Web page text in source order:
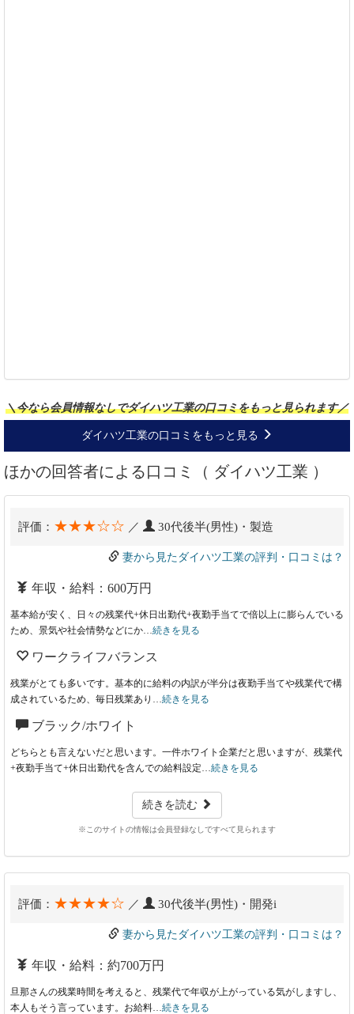
＼今なら会員情報なしでダイハツ工業の口コミをもっと見られます／
ダイハツ工業の口コミをもっと見る
ほかの回答者による口コミ（ ダイハツ工業 ）
評価： ★★★☆☆ ／ 30代後半(男性)・製造
妻から見たダイハツ工業の評判・口コミは？
年収・給料：600万円
基本給が安く、日々の残業代+休日出勤代+夜勤手当てで倍以上に膨らんでいる
ため、景気や社会情勢などにか… 続きを見る
ワークライフバランス
残業がとても多いです。基本的に給料の内訳が半分は夜勤手当てや残業代で構
成されているため、毎日残業あり… 続きを見る
ブラック/ホワイト
どちらとも言えないだと思います。一件ホワイト企業だと思いますが、残業代
+夜勤手当て+休日出勤代を含んでの給料設定… 続きを見る
続きを読む
※このサイトの情報は会員登録なしですべて見られます
評価： ★★★★☆ ／ 30代後半(男性)・開発i
妻から見たダイハツ工業の評判・口コミは？
年収・給料：約700万円
旦那さんの残業時間を考えると、残業代で年収が上がっている気がしますし、
本人もそう言っています。お給料… 続きを見る